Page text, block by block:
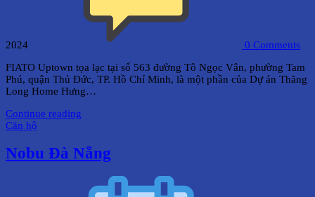
2024 0 Comments
FIATO Uptown tọa lạc tại số 563 đường Tô Ngọc Vân, phường Tam
Phú, quận Thủ Đức, TP. Hồ Chí Minh, là một phần của Dự án Thăng
Long Home Hưng…
Continue reading
Căn hộ
Nobu Đà Nẵng